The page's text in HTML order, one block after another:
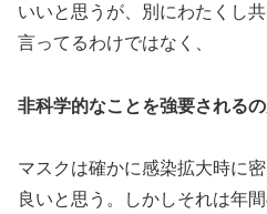
いいと思うが、別にわたくし
言ってるわけではなく、
非科学的なことを強要される
マスクは確かに感染拡大時に
良いと思う。しかしそれは年